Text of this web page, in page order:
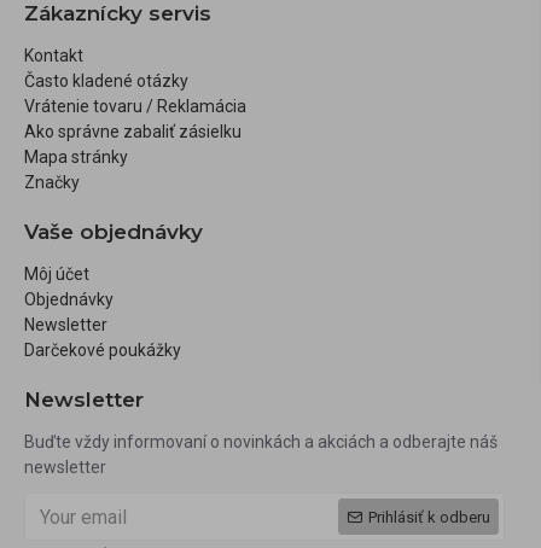
Zákaznícky servis
Kontakt
Často kladené otázky
Vrátenie tovaru / Reklamácia
Ako správne zabaliť zásielku
Mapa stránky
Značky
Vaše objednávky
Môj účet
Objednávky
Newsletter
Darčekové poukážky
Newsletter
Buďte vždy informovaní o novinkách a akciách a odberajte náš
newsletter
Prihlásiť k odberu